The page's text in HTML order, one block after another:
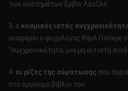
των συστημάτων Έρβιν Λάσζλο
3. ο κοσμικός ιστός
αναφέρει ο ψυχολόγος Κάρλ Γιούνγκ
“συγχρονικότητα, μια μη αιτιατή
4. οι ρίζες της σύμπτωσης που
στο ομώνυμο βιβλίο του.